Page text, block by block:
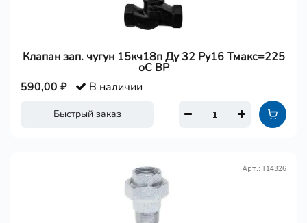
Клапан зап. чугун 15кч18п Ду 32 Ру16 Тмакс=225
оС ВР
Быстрый заказ
590,00 ₽ В наличии
Арт.: Т14326